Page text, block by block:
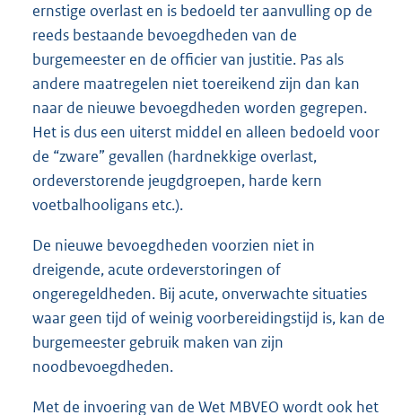
ernstige overlast en is bedoeld ter aanvulling op de
reeds bestaande bevoegdheden van de
burgemeester en de officier van justitie. Pas als
andere maatregelen niet toereikend zijn dan kan
naar de nieuwe bevoegdheden worden gegrepen.
Het is dus een uiterst middel en alleen bedoeld voor
de “zware” gevallen (hardnekkige overlast,
ordeverstorende jeugdgroepen, harde kern
voetbalhooligans etc.).
De nieuwe bevoegdheden voorzien niet in
dreigende, acute ordeverstoringen of
ongeregeldheden. Bij acute, onverwachte situaties
waar geen tijd of weinig voorbereidingstijd is, kan de
burgemeester gebruik maken van zijn
noodbevoegdheden.
Met de invoering van de Wet MBVEO wordt ook het